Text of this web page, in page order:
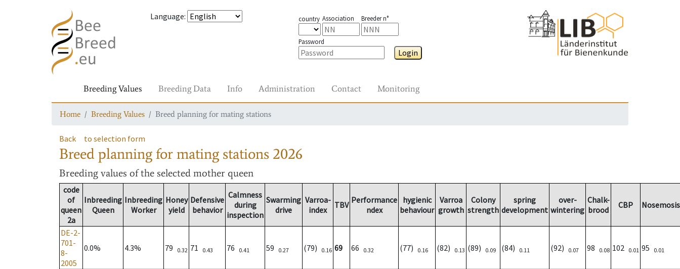
Language: country Association Breeder n°
Password
Login
Breeding Values Breeding Data Info Administration Contact Monitoring
Home Breeding Values Breed planning for mating stations
Back to selection form
Breed planning for mating stations 2026
Breeding values of the selected mother queen
code
of
queen
2a
Inbreeding
Queen
Inbreeding
Worker
Honey
yield
Defensive
behavior
Calmness
during
inspection
Swarming
drive
Varroa-
index
TBV Performance
ndex
hygienic
behaviour
Varroa
growth
Colony
strength
spring
development
over-
wintering
Chalk-
brood
CBP Nosemosis
DE-2-
701-
8-
2005
0.0% 4.3% 79 0.32 71 0.43 76 0.41 59 0.27 (79) 0.16 69 66 0.32 (77) 0.16 (82) 0.13 (89) 0.09 (84) 0.11 (92) 0.07 98 0.08 102 0.01 95 0.01